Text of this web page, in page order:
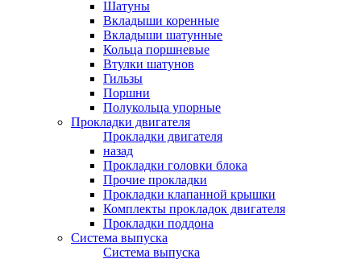
Шатуны
Вкладыши коренные
Вкладыши шатунные
Кольца поршневые
Втулки шатунов
Гильзы
Поршни
Полукольца упорные
Прокладки двигателя
Прокладки двигателя
назад
Прокладки головки блока
Прочие прокладки
Прокладки клапанной крышки
Комплекты прокладок двигателя
Прокладки поддона
Система выпуска
Система выпуска